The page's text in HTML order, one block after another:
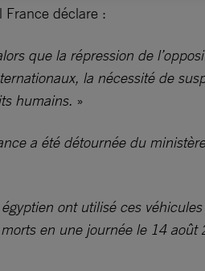
France déclare :
que la répression de
la nécessité de
humains. »
a été détournée du
ont utilisé ces
en une journée le 14